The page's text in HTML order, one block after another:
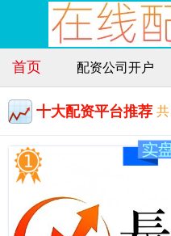
首页 配资公司开户
十大配资平台推荐 共